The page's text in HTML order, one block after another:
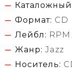
Формат: CD
Лейбл:
Жанр: Jazz
Носитель: